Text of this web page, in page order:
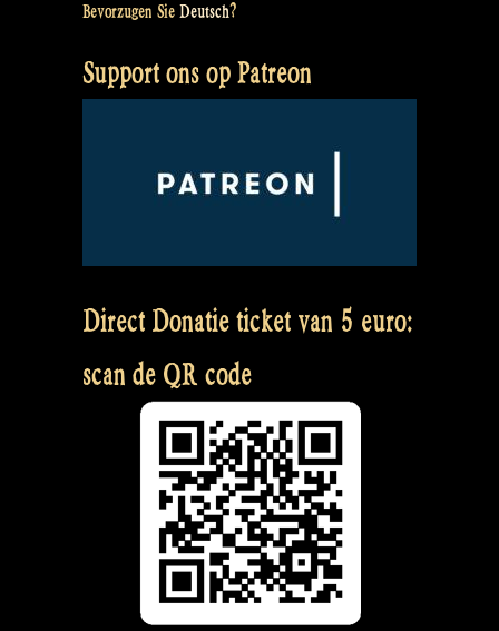
Bevorzugen Sie Deutsch?
Support ons op Patreon
Direct Donatie ticket van 5 euro:
scan de QR code